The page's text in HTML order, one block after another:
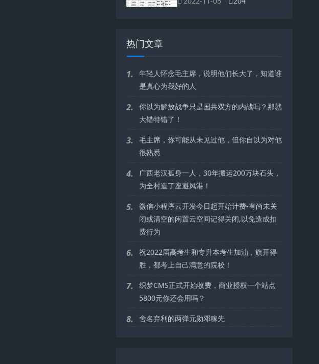
热门文章
1.
年轻人怀念毛主席，说明他们长大了，知道谁
是真心为我好的人
2.
你以为解放战争只是国共双方的内战吗？那就
大错特错了！
3.
毛主席，你可能从未见过他，但你自以为对他
很熟悉
4.
广西老汉孤身一人，30年搬运200万块石头，
为全村造了座避风港！
5.
微信小程序云开发今日起开始计费-有尚未关
闭或清空的闲置云空间记得关闭,以免造成扣
费行为
6.
祝2022届高考生和专升本考生加油，旗开得
胜，都考上自己满意的院校！
7.
织梦CMS正式开始收费，商业授权一个站点
5800元你还会用吗？
8. 舍名弃利的两弹元勋邓稼先